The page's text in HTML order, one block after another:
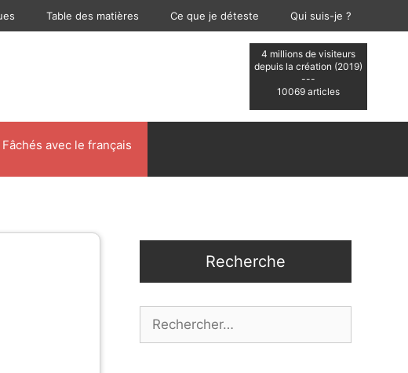
Table des matières Ce que je déteste Qui suis-je ?
4 millions de visiteurs
depuis la création (2019)
---
10069 articles
Fâchés avec le français
Recherche